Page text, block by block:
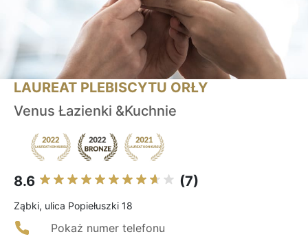
LAUREAT PLEBISCYTU ORŁY
Venus Łazienki &Kuchnie
8.6 (7)
Ząbki, ulica Popiełuszki 18
Pokaż numer telefonu